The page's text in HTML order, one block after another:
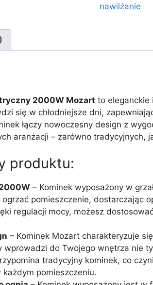
nawilżanie
2000W Mozart to eleganckie
się w chłodniejsze dni,
łączy nowoczesny design z
aranżacji – zarówno tradycyjnych,
produktu:
– Kominek wyposażony w
pomieszczenie, dostarczając
regulacji mocy, możesz
– Kominek Mozart charakteryzuje
wprowadzi do Twojego wnętrza nie
tradycyjny kominek, co
każdym pomieszczeniu.